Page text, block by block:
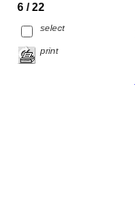
6 / 22
select
print